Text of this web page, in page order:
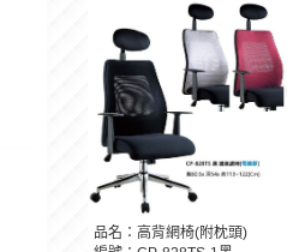
品名：高背網椅(附枕頭)